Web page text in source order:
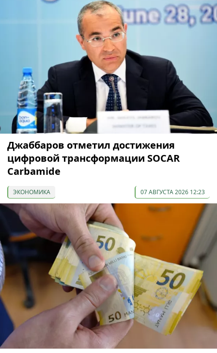
Джаббаров отметил достижения
цифровой трансформации SOCAR
Carbamide
ЭКОНОМИКА 07 АВГУСТА 2026 12:23